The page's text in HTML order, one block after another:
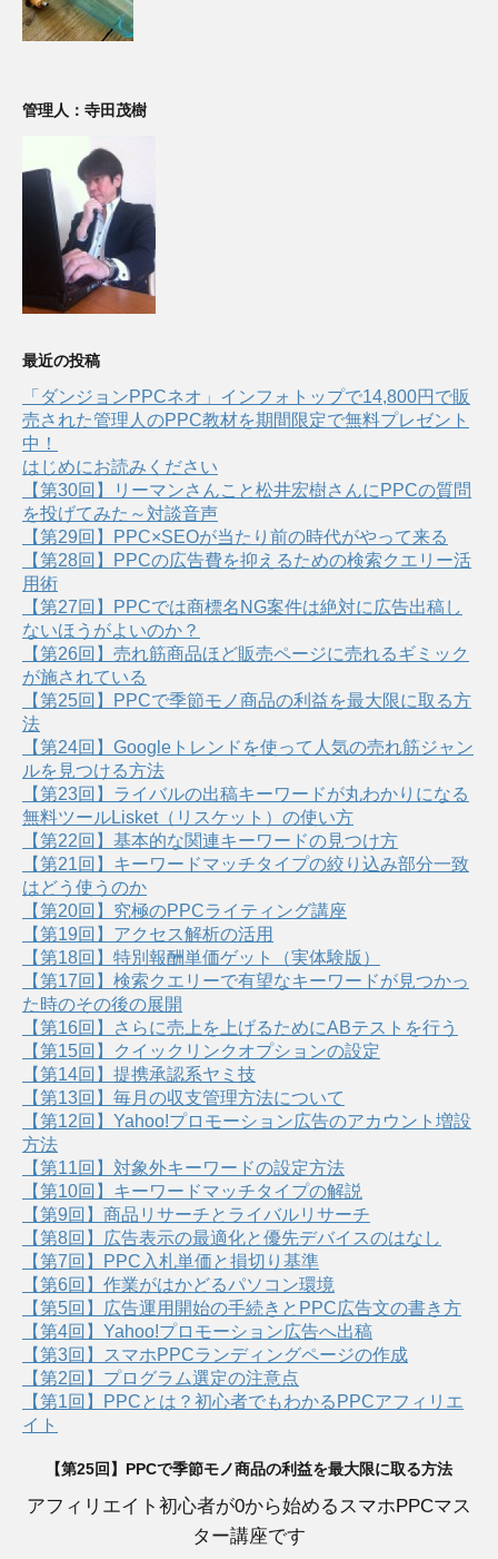
管理人：寺田茂樹
最近の投稿
「ダンジョンPPCネオ」インフォトップで14,800円で販
売された管理人のPPC教材を期間限定で無料プレゼント
中！
はじめにお読みください
【第30回】リーマンさんこと松井宏樹さんにPPCの質問
を投げてみた～対談音声
【第29回】PPC×SEOが当たり前の時代がやって来る
【第28回】PPCの広告費を抑えるための検索クエリー活
用術
【第27回】PPCでは商標名NG案件は絶対に広告出稿し
ないほうがよいのか？
【第26回】売れ筋商品ほど販売ページに売れるギミック
が施されている
【第25回】PPCで季節モノ商品の利益を最大限に取る方
法
【第24回】Googleトレンドを使って人気の売れ筋ジャン
ルを見つける方法
【第23回】ライバルの出稿キーワードが丸わかりになる
無料ツールLisket（リスケット）の使い方
【第22回】基本的な関連キーワードの見つけ方
【第21回】キーワードマッチタイプの絞り込み部分一致
はどう使うのか
【第20回】究極のPPCライティング講座
【第19回】アクセス解析の活用
【第18回】特別報酬単価ゲット（実体験版）
【第17回】検索クエリーで有望なキーワードが見つかっ
た時のその後の展開
【第16回】さらに売上を上げるためにABテストを行う
【第15回】クイックリンクオプションの設定
【第14回】提携承認系ヤミ技
【第13回】毎月の収支管理方法について
【第12回】Yahoo!プロモーション広告のアカウント増設
方法
【第11回】対象外キーワードの設定方法
【第10回】キーワードマッチタイプの解説
【第9回】商品リサーチとライバルリサーチ
【第8回】広告表示の最適化と優先デバイスのはなし
【第7回】PPC入札単価と損切り基準
【第6回】作業がはかどるパソコン環境
【第5回】広告運用開始の手続きとPPC広告文の書き方
【第4回】Yahoo!プロモーション広告へ出稿
【第3回】スマホPPCランディングページの作成
【第2回】プログラム選定の注意点
【第1回】PPCとは？初心者でもわかるPPCアフィリエ
イト
【第25回】PPCで季節モノ商品の利益を最大限に取る方法
アフィリエイト初心者が0から始めるスマホPPCマス
ター講座です